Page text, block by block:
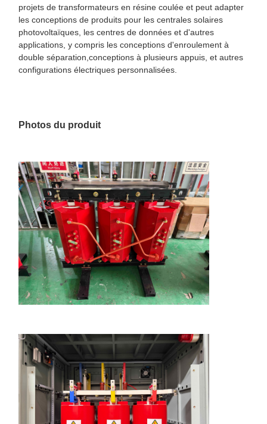
projets de transformateurs en résine coulée et peut adapter
les conceptions de produits pour les centrales solaires
photovoltaïques, les centres de données et d'autres
applications, y compris les conceptions d'enroulement à
double séparation,conceptions à plusieurs appuis, et autres
configurations électriques personnalisées.
Photos du produit